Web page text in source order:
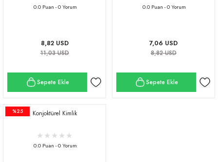
0.0 Puan - 0 Yorum
8,82 USD
11,03 USD
Sepete Ekle
0.0 Puan - 0 Yorum
7,06 USD
8,82 USD
Sepete Ekle
%25 Konjoktürel Kimlik
0.0 Puan - 0 Yorum